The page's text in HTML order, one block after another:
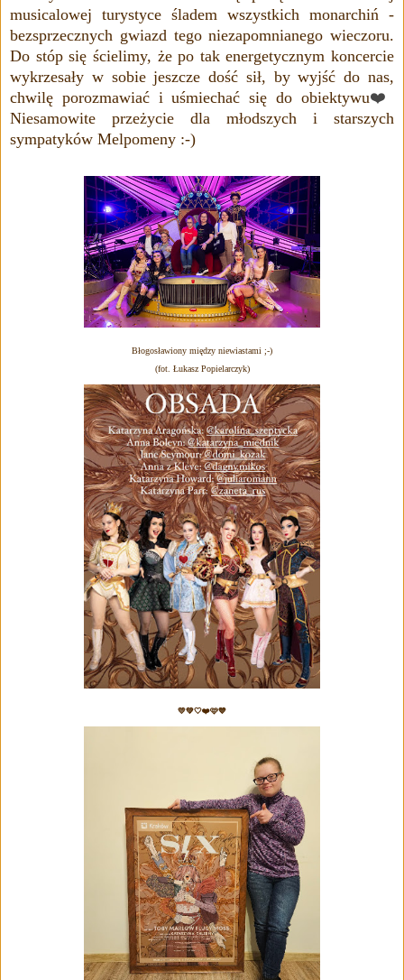
musicalowej turystyce śladem wszystkich monarchiń -
bezsprzecznych gwiazd tego niezapomnianego wieczoru.
Do stóp się ścielimy, że po tak energetycznym koncercie
wykrzesały w sobie jeszcze dość sił, by wyjść do nas,
chwilę porozmawiać i uśmiechać się do obiektywu❤️
Niesamowite przeżycie dla młodszych i starszych
sympatyków Melpomeny :-)
Błogosławiony między niewiastami ;-)
(fot. Łukasz Popielarczyk)
💛💚🤍❤️🩷💙